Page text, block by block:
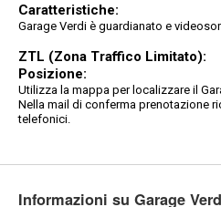
Caratteristiche:
Garage Verdi è guardianato e
ZTL (Zona Traffico Limitato):
Posizione:
Utilizza la mappa per localizzare il
Nella mail di conferma prenotazione
telefonici.
Informazioni su Garage